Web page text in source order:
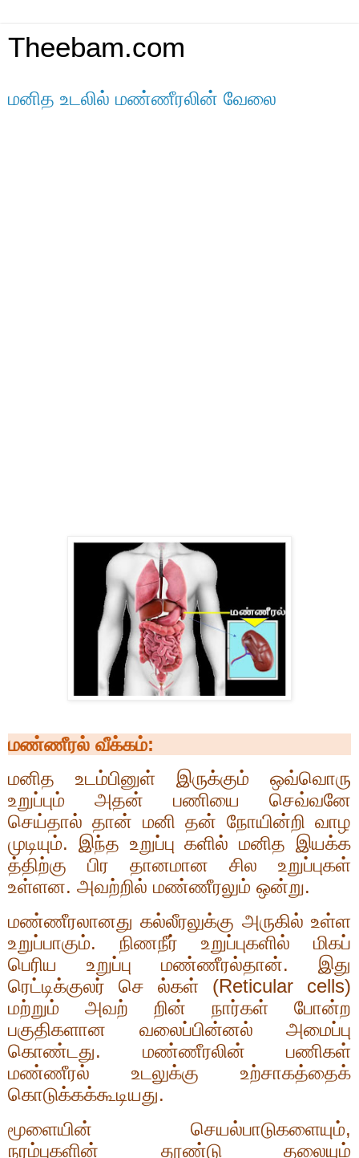
Theebam.com
மனித உடலில் மண்ணீரலின் வேலை
மண்ணீரல் வீக்கம்:
மனித உடம்பினுள் இருக்கும் ஒவ்வொரு
உறுப்பும் அதன் பணியை செவ்வனே
செய்தால் தான் மனி தன் நோயின்றி வாழ
முடியும். இந்த உறுப்பு களில் மனித இயக்க
த்திற்கு பிர தானமான சில உறுப்புகள்
உள்ளன. அவற்றில் மண்ணீரலும் ஒன்று.
மண்ணீரலானது கல்லீரலுக்கு அருகில் உள்ள
உறுப்பாகும். நிணநீர் உறுப்புகளில் மிகப்
பெரிய உறுப்பு மண்ணீரல்தான். இது
ரெட்டிக்குலர் செ ல்கள் (Reticular cells)
மற்றும் அவற் றின் நார்கள் போன்ற
பகுதிகளான வலைப்பின்னல் அமைப்பு
கொண்டது. மண்ணீரலின் பணிகள்
மண்ணீரல் உடலுக்கு உற்சாகத்தைக்
கொடுக்கக்கூடியது.
மூளையின் செயல்பாடுகளையும்,
நரம்புகளின் தூண்டு தலையும்